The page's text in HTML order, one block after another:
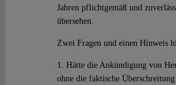
Jahren pflichtgemäß und
übersehen.
Zwei Fragen und einen Hinweis
1. Hätte die Ankündigung von
ohne die faktische Überschreitung